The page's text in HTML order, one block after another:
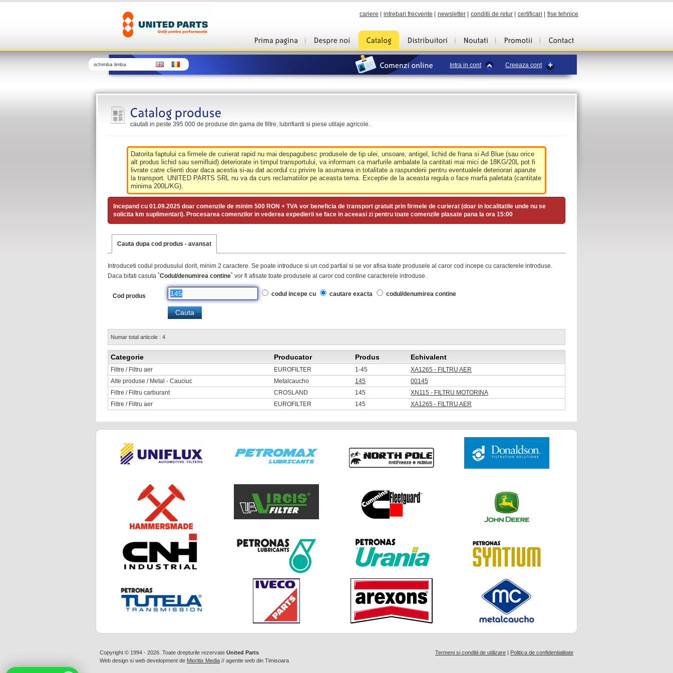
cariere intrebari frecvente newsletter conditii de retur certificari fise tehnice
schimba limba Intra in cont Creeaza cont
cautati in peste 395 000 de produse din gama de filtre, lubrifianti si piese utilaje agricole.
Datorita faptului ca firmele de curierat rapid nu mai despagubesc produsele de tip ulei, unsoare, antigel, lichid de frana si Ad Blue (sau orice
alt produs lichid sau semifluid) deteriorate in timpul transportului, va informam ca marfurile ambalate la cantitati mai mici de 18KG/20L pot fi
livrate catre clienti doar daca acestia si-au dat acordul cu privire la asumarea in totalitate a raspunderii pentru eventualele deteriorari aparute
la transport. UNITED PARTS SRL nu va da curs reclamatiilor pe aceasta tema. Exceptie de la aceasta regula o face marfa paletata (cantitate
minima 200L/KG).
Incepand cu 01.09.2025 doar comenzile de minim 500 RON + TVA vor beneficia de transport gratuit prin firmele de curierat (doar in localitatile unde nu se
solicita km suplimentari). Procesarea comenzilor in vederea expedierii se face in aceeasi zi pentru toate comenzile plasate pana la ora 15:00
Cauta dupa cod produs - avansat
Introduceti codul produsului dorit, minim 2 caractere. Se poate introduce si un cod partial si se vor afisa toate produsele al caror cod incepe cu caracterele introduse.
Daca bifati casuta `Codul/denumirea contine` vor fi afisate toate produsele al caror cod contine caracterele introduse.
Cod produs codul incepe cu cautare exacta codul/denumirea contine
Numar total articole : 4
Categorie Producator Produs Echivalent
Filtre / Filtru aer EUROFILTER 1-45
XA1265 - FILTRU AER
Alte produse / Metal - Cauciuc
Metalcaucho 145
00145
Filtre / Filtru carburant
CROSLAND 145
XN115 - FILTRU MOTORINA
Filtre / Filtru aer
EUROFILTER 145 XA1265 - FILTRU AER
Copyright © 1994 - 2026. Toate drepturile rezervate United Parts
Web design si web development de Mioritix Media // agentie web din Timisoara
Termeni si conditii de utilizare Politica de confidentialitate